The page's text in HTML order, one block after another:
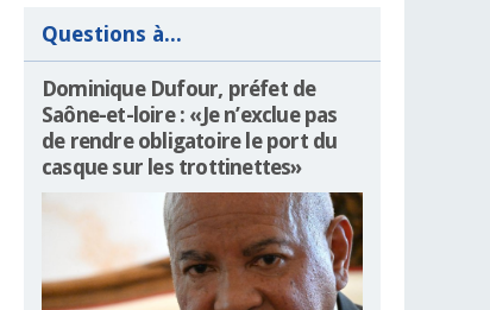
Questions à...
Dominique Dufour, préfet de
Saône-et-loire : «Je n’exclue pas
de rendre obligatoire le port du
casque sur les trottinettes»